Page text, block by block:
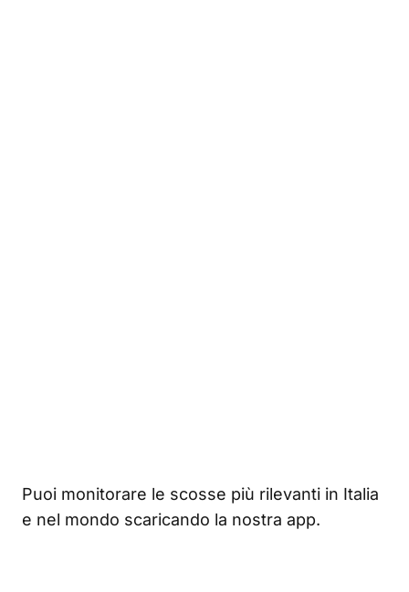
Puoi monitorare le scosse più rilevanti in Italia
e nel mondo scaricando la nostra app.